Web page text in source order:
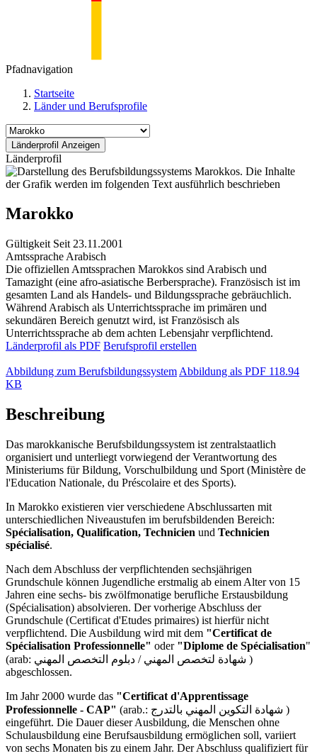
Pfadnavigation
Startseite
Länder und Berufsprofile
Länderprofil
Marokko
Gültigkeit Seit 23.11.2001
Amtssprache Arabisch
Die offiziellen Amtssprachen Marokkos sind Arabisch und
Tamazight (eine afro-asiatische Berbersprache). Französisch ist im
gesamten Land als Handels- und Bildungssprache gebräuchlich.
Während Arabisch als Unterrichtssprache im primären und
sekundären Bereich genutzt wird, ist Französisch als
Unterrichtssprache ab dem achten Lebensjahr verpflichtend.
Länderprofil als PDF Berufsprofil erstellen
Abbildung zum Berufsbildungssystem Abbildung als PDF 118.94
KB
Beschreibung
Das marokkanische Berufsbildungssystem ist zentralstaatlich
organisiert und unterliegt vorwiegend der Verantwortung des
Ministeriums für Bildung, Vorschulbildung und Sport (Ministère de
l'Education Nationale, du Préscolaire et des Sports).
In Marokko existieren vier verschiedene Abschlussarten mit
unterschiedlichen Niveaustufen im berufsbildenden Bereich:
Spécialisation, Qualification, Technicien und Technicien
spécialisé.
Nach dem Abschluss der verpflichtenden sechsjährigen
Grundschule können Jugendliche erstmalig ab einem Alter von 15
Jahren eine sechs- bis zwölfmonatige berufliche Erstausbildung
(Spécialisation) absolvieren. Der vorherige Abschluss der
Grundschule (Certificat d'Etudes primaires) ist hierfür nicht
verpflichtend. Die Ausbildung wird mit dem "Certificat de
Spécialisation Professionnelle" oder "Diplome de Spécialisation"
(arab: شهادة لتخصص المهني / دبلوم التخصص المهني )
abgeschlossen.
Im Jahr 2000 wurde das "Certificat d'Apprentissage
Professionnelle - CAP" (arab.: شهادة التكوين المهني بالتدرج )
eingeführt. Die Dauer dieser Ausbildung, die Menschen ohne
Schulausbildung eine Berufsausbildung ermöglichen soll, variiert
von sechs Monaten bis zu einem Jahr. Der Abschluss qualifiziert für